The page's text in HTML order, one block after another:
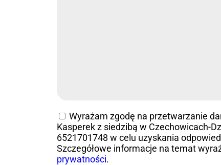
Wyrażam zgodę na przetwarzanie
Kasperek z siedzibą w Czechowicach-
6521701748 w celu uzyskania
Szczegółowe informacje na temat
prywatności.